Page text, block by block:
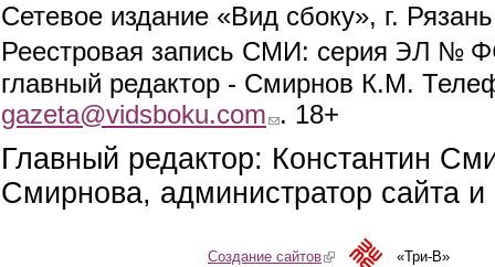
Сетевое издание «Вид сбоку», г.
Реестровая запись СМИ: серия ЭЛ №
главный редактор - Смирнов К.М.
gazeta@vidsboku.com (link sends e-mail)
. 18+
Главный редактор: Константин
Смирнова, администратор сайта
Создание сайтов(link is external)«Три-В»